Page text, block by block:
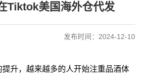
Tiktok美国海外仓代发
发布时间：2024-12-10
提升，越来越多的人开始注重品酒体